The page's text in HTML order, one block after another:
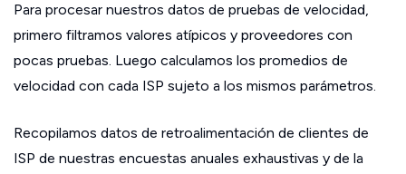
Para procesar nuestros datos de pruebas de velocidad,
primero filtramos valores atípicos y proveedores con
pocas pruebas. Luego calculamos los promedios de
velocidad con cada ISP sujeto a los mismos parámetros.
Recopilamos datos de retroalimentación de clientes de
ISP de nuestras encuestas anuales exhaustivas y de la